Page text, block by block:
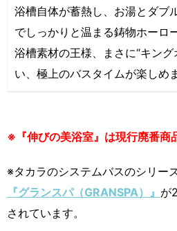
浴槽自体が蓄熱し、お湯とダブ
でしっかりと温まる鋳物ホーロ
浴槽素材の王様、まさに“キン
い、極上のバスタイムが楽しめ
※『伸びの美浴室』は現行廃番商
※タカラのシステムバスのシリー
『グランスパ（GRANSPA）』 が
されています。